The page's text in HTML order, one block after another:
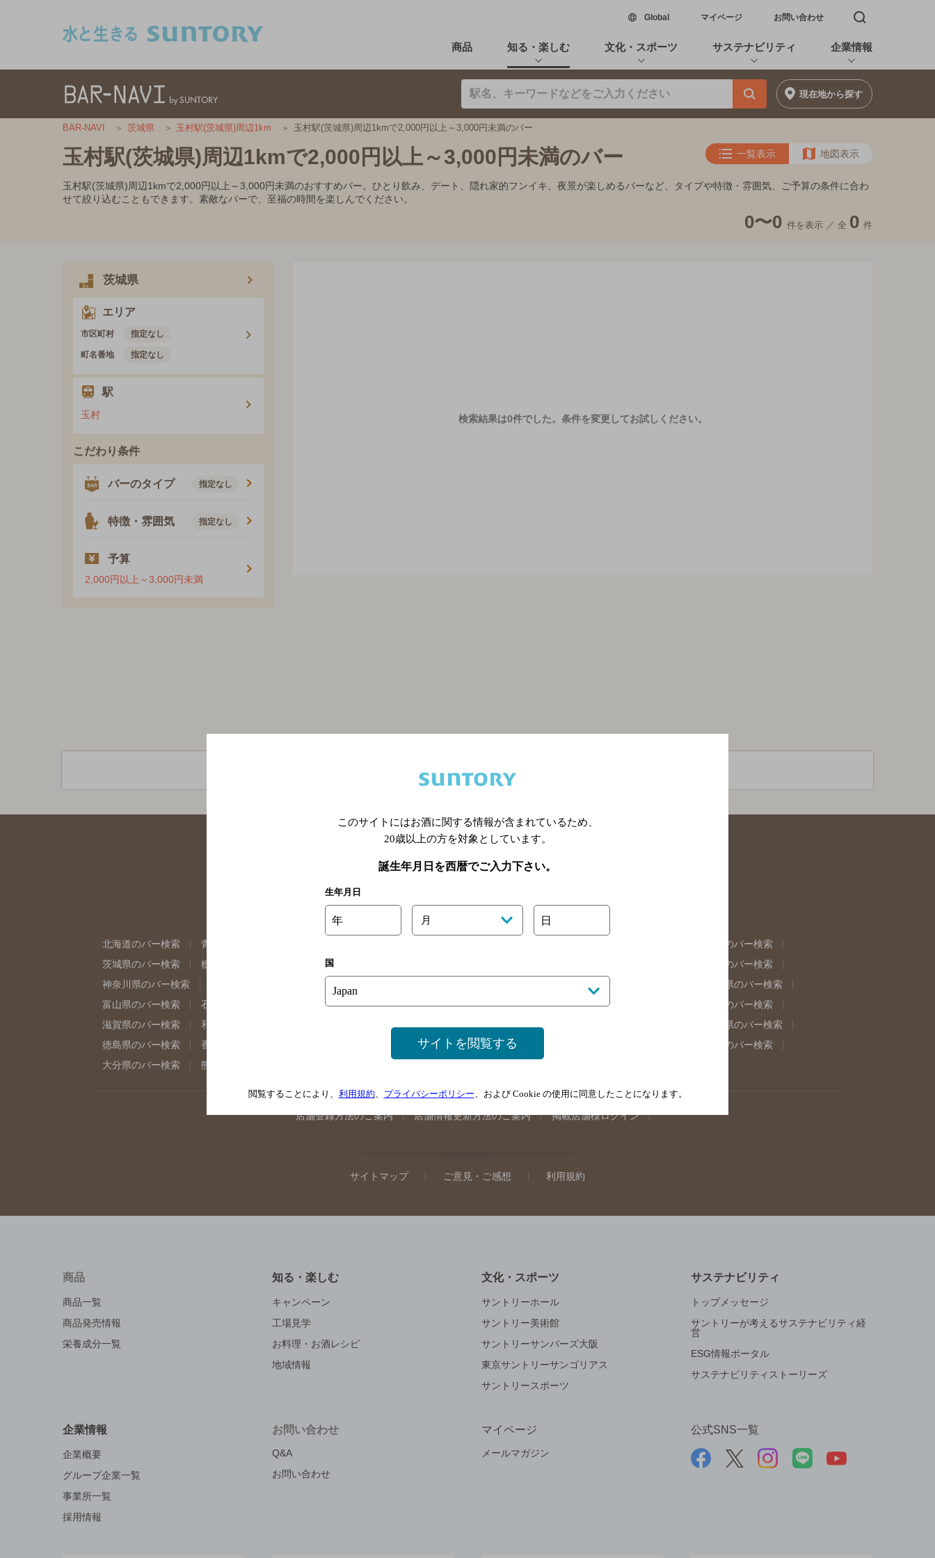
Global新しいウィンドウで開く
マイページ お問い合わせ 検索窓を開く
商品 知る・楽しむ 文化・スポーツ サステナビリティ 企業情報
現在地から探す
BAR-NAVI 茨城県 玉村駅(茨城県)周辺1km 玉村駅(茨城県)周辺1kmで2,000円以上～3,000円未満のバー
玉村駅(茨城県)周辺1kmで2,000円以上～3,000円未満のバー 一覧表示 地図表示
玉村駅(茨城県)周辺1kmで2,000円以上～3,000円未満のおすすめバー。ひとり飲み、デート、隠れ家的フンイキ、夜景が楽しめるバーなど、タイプや特徴・雰囲気、ご予算の条件に合わ
せて絞り込むこともできます。素敵なバーで、至福の時間を楽しんでください。
0〜0 件を表示 ／ 全 0 件
茨城県
エリア
市区町村 指定なし
町名番地 指定なし
駅
玉村
こだわり条件
バーのタイプ 指定なし
特徴・雰囲気 指定なし
予算
2,000円以上～3,000円未満
検索結果は0件でした。 条件を変更してお試しください。
関連ページ
北海道のバー検索 青森県のバー検索
福島県のバー検索
茨城県のバー検索
栃木県のバー検索 群馬県のバー検索
東京都のバー検索
神奈川県のバー検索
埼玉県のバー検索
岐阜県のバー検索
富山県のバー検索
石川県のバー検索 福井県のバー検索 大阪府のバー検索 京都府のバー検索 兵庫県のバー検索
奈良県のバー検索
滋賀県のバー検索
和歌山県のバー検索 岡山県のバー検索 山口県のバー検索
島根県のバー検索
徳島県のバー検索
香川県のバー検索 高知県のバー検索 福岡県のバー検索
佐賀県のバー検索
大分県のバー検索
熊本県のバー検索
店舗登録方法のご案内 店舗情報更新方法のご案内 掲載店舗様ログイン
サイトマップ ご意見・ご感想 利用規約
商品
商品一覧
商品発売情報
栄養成分一覧
知る・楽しむ
キャンペーン
工場見学
お料理・お酒レシピ
地域情報
文化・スポーツ
サントリーホール
サントリー美術館
サントリーサンバーズ大阪
東京サントリーサンゴリアス
サントリースポーツ
サステナビリティ
トップメッセージ
サントリーが考えるサステナビリティ経
営
ESG情報ポータル
サステナビリティストーリーズ
企業情報
企業概要
グループ企業一覧
事業所一覧
採用情報
お問い合わせ
Q&A
お問い合わせ
マイページ
メールマガジン
公式SNS一覧
このサイトにはお酒に関する情報が含まれているため、
20歳以上の方を対象としています。
誕生年月日を西暦でご入力下さい。
生年月日
年 月 日
国
サイトを閲覧する
閲覧することにより、 利用規約、 プライバシーポリシー、および Cookie の使用に同意したことになります。